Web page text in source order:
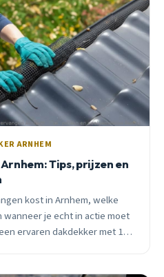
ARNHEM
Tips, prijzen en
kost in Arnhem, welke
je echt in actie moet
ervaren dakdekker met 15+